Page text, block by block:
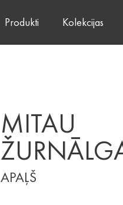
Produkti Kolekcijas
MITAU
APAĻŠ